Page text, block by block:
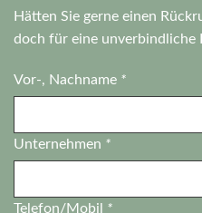
Hätten Sie gerne einen
doch für eine unverbindliche
Vor-, Nachname *
Unternehmen *
Telefon/Mobil *